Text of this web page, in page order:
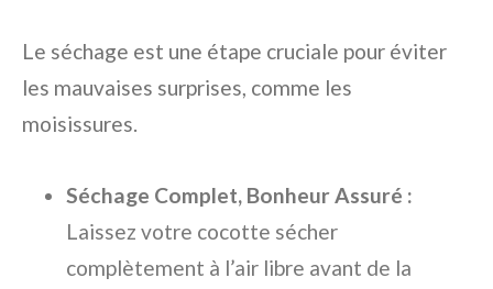
Le séchage est une étape cruciale pour éviter
les mauvaises surprises, comme les
moisissures.
Séchage Complet, Bonheur Assuré :
Laissez votre cocotte sécher
complètement à l’air libre avant de la